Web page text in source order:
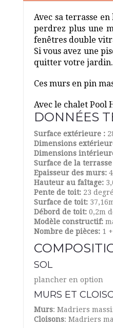
Avec sa terrasse en
perdrez plus une
fenêtres double
Si vous avez une
quitter votre jardin.
Ces murs en pin
Avec le chalet
DONNÉES
Surface extérieure :
Dimensions
Dimensions
Surface de la terrasse
Epaisseur des murs:
Hauteur au faîtage:
Pente de toit: 23
Surface de toit:
Débord de toit: 0,2m
Modèle constructif:
Nombre de pièces: 1
SOL
plancher en option
MURS ET
Murs: Madriers
Cloisons: Madriers